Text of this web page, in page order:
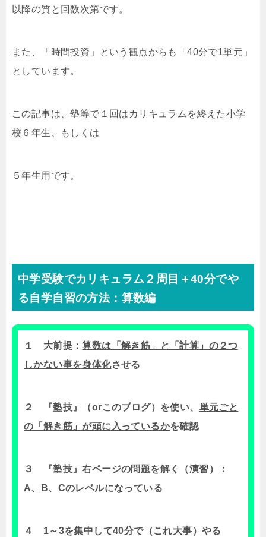
以降の質と回数次第です。
また、「時間投資」という観点からも「40分で1単元」
としています。
この記事は、塾等で１回はカリキュラムを終えた小学
校６年生、もしくは
５年生用です。
中学受験でカリキュラム２周目＋40分でや
る自学自習の方法：算数編
１ 大前提：算数は「解き筋」と「計算」の２つ
しかない事を身体化させる
２ 『塾技』（orこのブログ）を使い、 単元ごと
の「解き筋」が頭に入っているかを確認
３ 『塾技』右ページの問題を解く（演習）：
A、B、Cのレベルになっている
４ 1～3を集中して40分で（これ大事）やる